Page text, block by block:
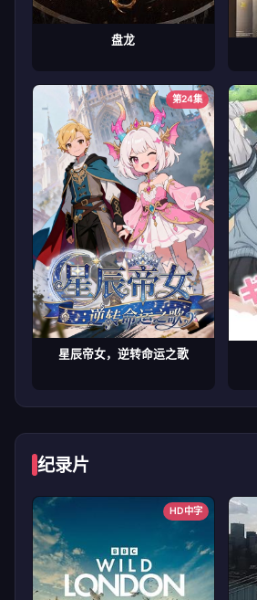
盘龙
第24集
星辰帝女，逆转命运之歌
纪录片
HD中字